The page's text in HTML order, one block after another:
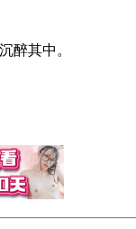
醉其中。